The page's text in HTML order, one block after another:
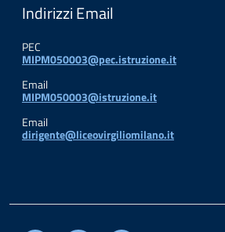
Indirizzi Email
PEC
MIPM050003@pec.istruzione.it
Email
MIPM050003@istruzione.it
Email
dirigente@liceovirgiliomilano.it